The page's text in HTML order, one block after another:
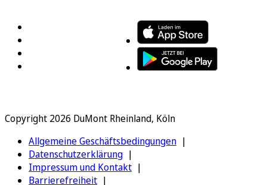
Copyright 2026 DuMont Rheinland, Köln
Allgemeine Geschäftsbedingungen
Datenschutzerklärung
Impressum und Kontakt
Barrierefreiheit